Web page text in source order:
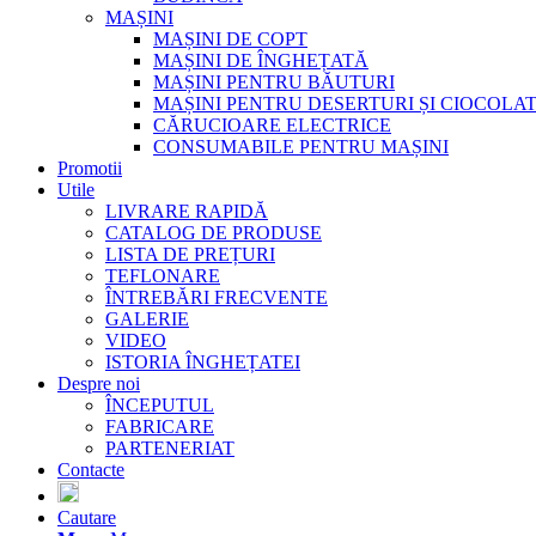
MAȘINI
MAȘINI DE COPT
MAȘINI DE ÎNGHEȚATĂ
MAȘINI PENTRU BĂUTURI
MAȘINI PENTRU DESERTURI ȘI
CĂRUCIOARE ELECTRICE
CONSUMABILE PENTRU MAȘINI
Promotii
Utile
LIVRARE RAPIDĂ
CATALOG DE PRODUSE
LISTA DE PREȚURI
TEFLONARE
ÎNTREBĂRI FRECVENTE
GALERIE
VIDEO
ISTORIA ÎNGHEȚATEI
Despre noi
ÎNCEPUTUL
FABRICARE
PARTENERIAT
Contacte
Cautare